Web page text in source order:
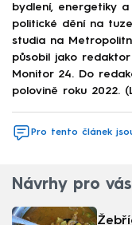
bydlení, energetiky
politické dění na
studia na
působil jako redaktor
Monitor 24. Do
polovině roku 2022.
Pro tento článek
Návrhy pro vás